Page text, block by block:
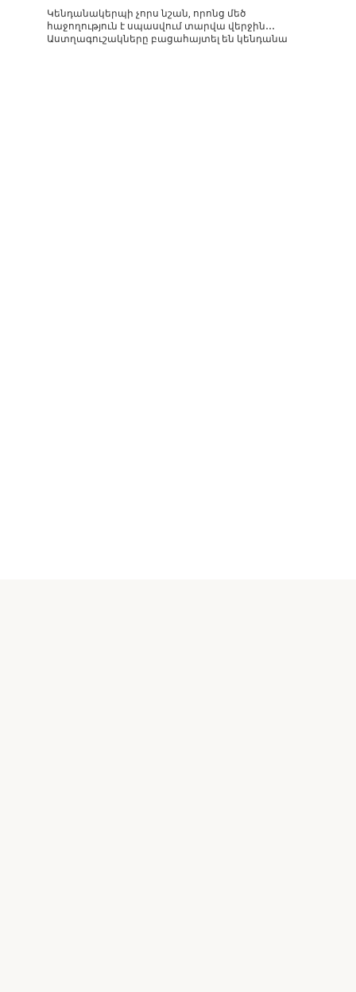
Կենդանակերպի չորս նշան, որոնց մեծ
հաջողություն է սպասվում տարվա վերջին․․․
Աստղագուշակները բացահայտել են կենդանա